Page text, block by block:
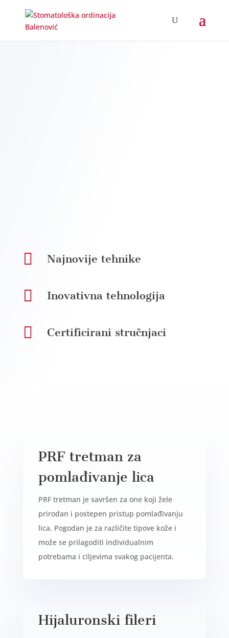
 Najnovije tehnike
 Inovativna tehnologija
 Certificirani stručnjaci
PRF tretman za
pomlađivanje lica
PRF tretman je savršen za one koji žele
prirodan i postepen pristup pomlađivanju
lica. Pogodan je za različite tipove kože i
može se prilagoditi individualnim
potrebama i ciljevima svakog pacijenta.
Hijaluronski fileri